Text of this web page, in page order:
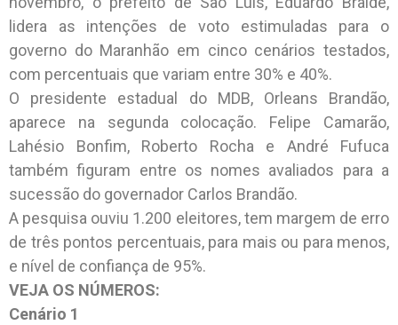
lidera as intenções de voto estimuladas para o
governo do Maranhão em cinco cenários testados,
com percentuais que variam entre 30% e 40%.
O presidente estadual do MDB, Orleans Brandão,
aparece na segunda colocação. Felipe Camarão,
Lahésio Bonfim, Roberto Rocha e André Fufuca
também figuram entre os nomes avaliados para a
sucessão do governador Carlos Brandão.
A pesquisa ouviu 1.200 eleitores, tem margem de erro
de três pontos percentuais, para mais ou para menos,
e nível de confiança de 95%.
VEJA OS NÚMEROS:
Cenário 1